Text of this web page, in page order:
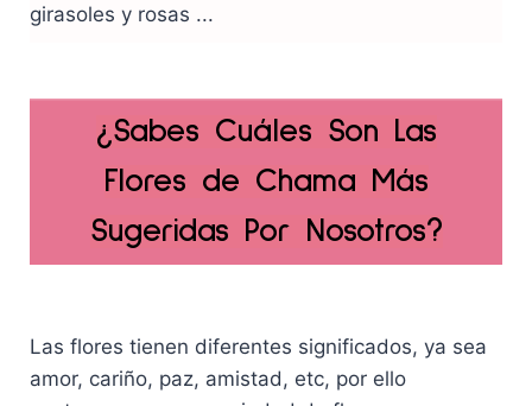
girasoles y rosas ...
¿Sabes Cuáles Son Las
Flores de Chama Más
Sugeridas Por Nosotros?
Las flores tienen diferentes significados, ya sea
amor, cariño, paz, amistad, etc, por ello